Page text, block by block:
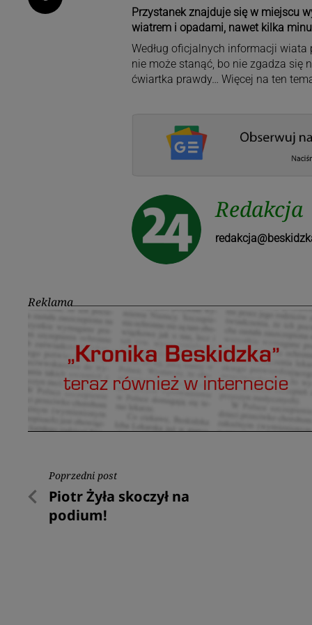
Przystanek znajduje się w miejscu
wiatrem i opadami, nawet kilka
Według oficjalnych informacji
nie może stanąć, bo nie zgadza się
ćwiartka prawdy… Więcej na ten
Redakcja
Reklama
Nawigacja
wpisu
Poprzedni post
Poprzedni
post
Piotr Żyła skoczył na
podium!